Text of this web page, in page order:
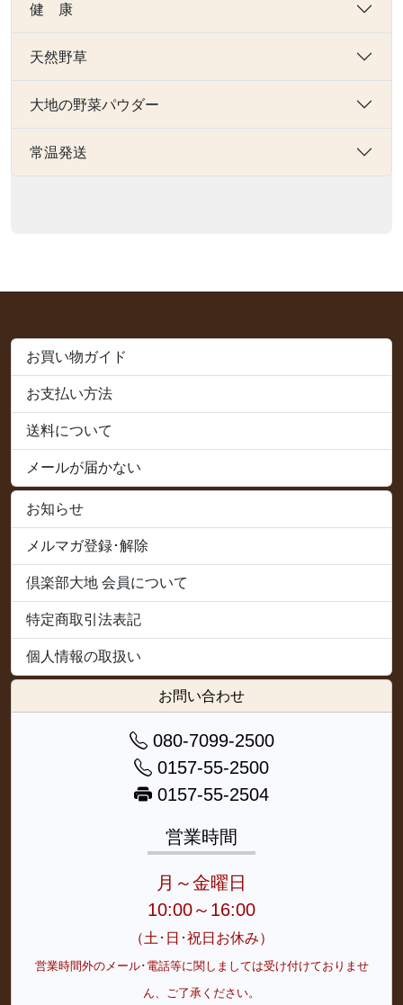
健 康
天然野草
大地の野菜パウダー
常温発送
お買い物ガイド
お支払い方法
送料について
メールが届かない
お知らせ
メルマガ登録･解除
倶楽部大地 会員について
特定商取引法表記
個人情報の取扱い
お問い合わせ
080-7099-2500
0157-55-2500
0157-55-2504
営業時間
月～金曜日
10:00～16:00
（土･日･祝日お休み）
営業時間外のメール･電話等に関しましては受け付けておりませ
ん、ご了承ください。